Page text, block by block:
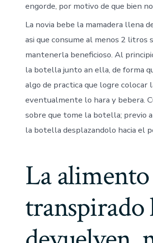
engorde, por motivo de que bien
La novia bebe la mamadera llena
asi que consume al menos 2 litros
mantenerla beneficioso. Al
la botella junto an ella, de forma
algo de practica que logre colocar
eventualmente lo hara y bebera.
sobre que tome la botella; previo
la botella desplazandolo hacia el
La
transpirado